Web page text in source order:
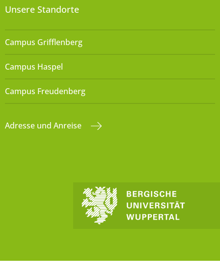
Unsere Standorte
Campus Grifflenberg
Campus Haspel
Campus Freudenberg
Adresse und Anreise